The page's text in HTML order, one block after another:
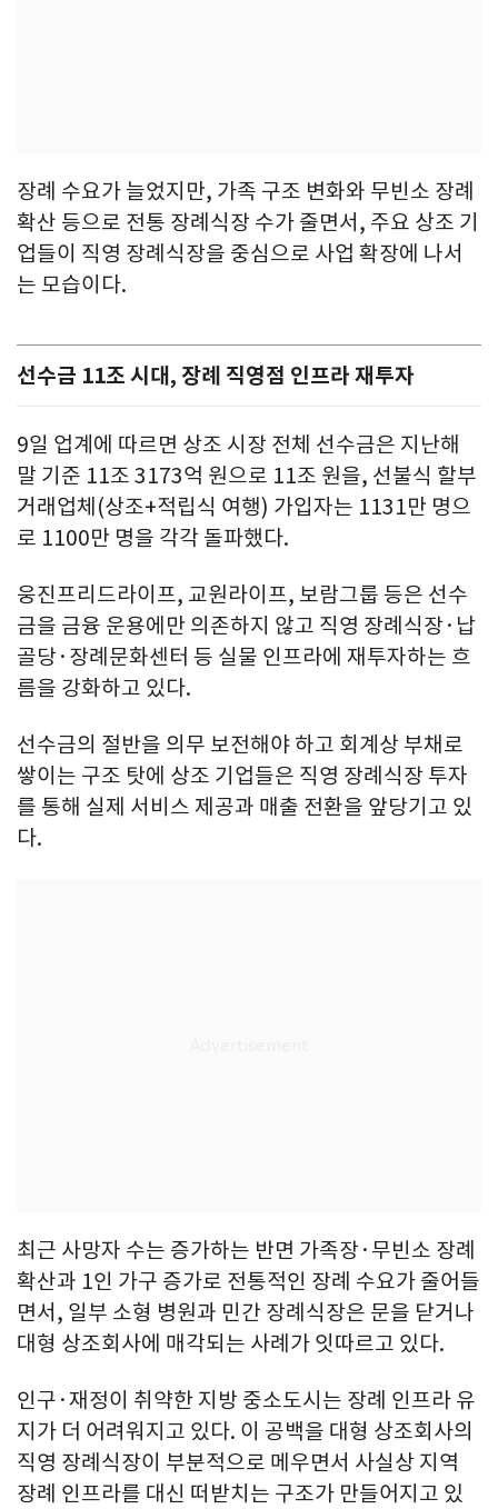
장례 수요가 늘었지만, 가족 구조 변화와 무빈소 장례
확산 등으로 전통 장례식장 수가 줄면서, 주요 상조 기
업들이 직영 장례식장을 중심으로 사업 확장에 나서
는 모습이다.
선수금 11조 시대, 장례 직영점 인프라 재투자
9일 업계에 따르면 상조 시장 전체 선수금은 지난해
말 기준 11조 3173억 원으로 11조 원을, 선불식 할부
거래업체(상조+적립식 여행) 가입자는 1131만 명으
로 1100만 명을 각각 돌파했다.
웅진프리드라이프, 교원라이프, 보람그룹 등은 선수
금을 금융 운용에만 의존하지 않고 직영 장례식장·납
골당·장례문화센터 등 실물 인프라에 재투자하는 흐
름을 강화하고 있다.
선수금의 절반을 의무 보전해야 하고 회계상 부채로
쌓이는 구조 탓에 상조 기업들은 직영 장례식장 투자
를 통해 실제 서비스 제공과 매출 전환을 앞당기고 있
다.
최근 사망자 수는 증가하는 반면 가족장·무빈소 장례
확산과 1인 가구 증가로 전통적인 장례 수요가 줄어들
면서, 일부 소형 병원과 민간 장례식장은 문을 닫거나
대형 상조회사에 매각되는 사례가 잇따르고 있다.
인구·재정이 취약한 지방 중소도시는 장례 인프라 유
지가 더 어려워지고 있다. 이 공백을 대형 상조회사의
직영 장례식장이 부분적으로 메우면서 사실상 지역
장례 인프라를 대신 떠받치는 구조가 만들어지고 있